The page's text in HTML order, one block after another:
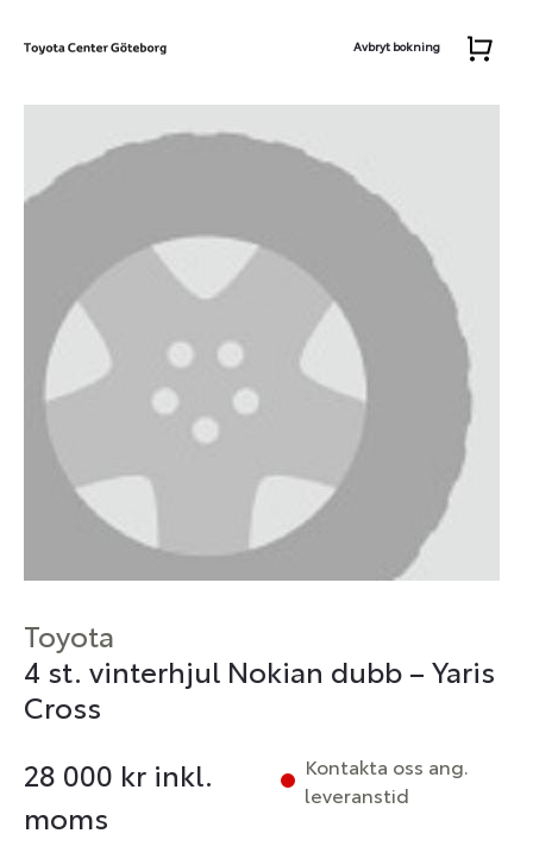
Avbryt bokning
Toyota
4 st. vinterhjul Nokian dubb – Yaris
Cross
28 000 kr inkl.
moms
Kontakta oss ang.
leveranstid